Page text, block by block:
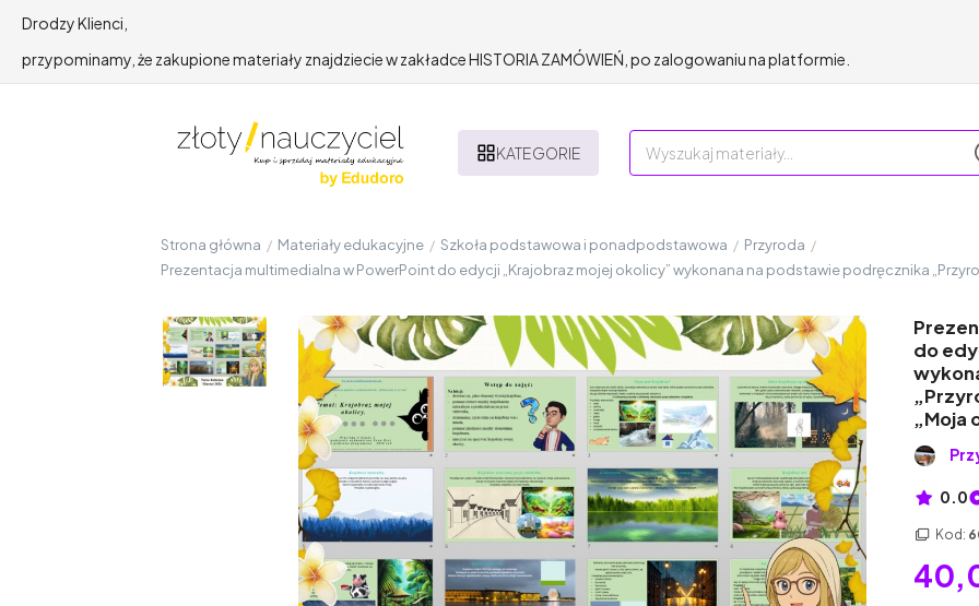
Drodzy Klienci,
przypominamy, że zakupione materiały znajdziecie w zakładce HISTORIA ZAMÓWIEŃ, po zalogowaniu na platformie.
KATEGORIE
Strona główna / Materiały edukacyjne / Szkoła podstawowa i ponadpodstawowa / Przyroda /
Prezentacja multimedialna w PowerPoint do edycji „Krajobraz mojej okolicy” wykonana na podstawie podręcznika
do
„Moja
0.0
Kod: